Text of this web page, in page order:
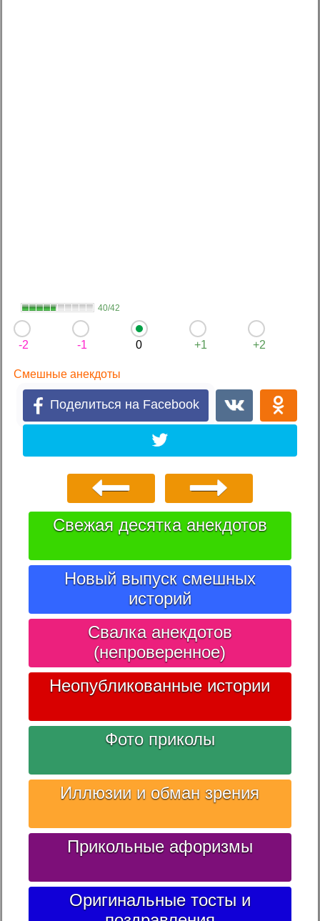
40/42
-2 -1 0 +1 +2
Смешные анекдоты
Поделиться на Facebook
Свежая десятка анекдотов
Новый выпуск смешных
историй
Свалка анекдотов
(непроверенное)
Неопубликованные истории
Фото приколы
Иллюзии и обман зрения
Прикольные афоризмы
Оригинальные тосты и